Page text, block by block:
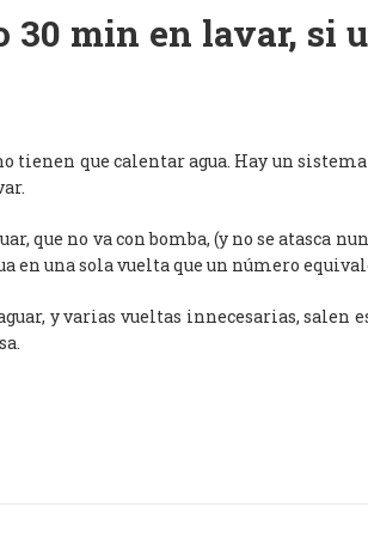
30 min en lavar, si
tienen que calentar agua. Hay un
que no va con bomba, (y no se atasca
en una sola vuelta que un número
y varias vueltas innecesarias, salen